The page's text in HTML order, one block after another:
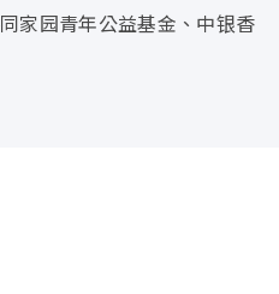
家园青年公益基金、中银香